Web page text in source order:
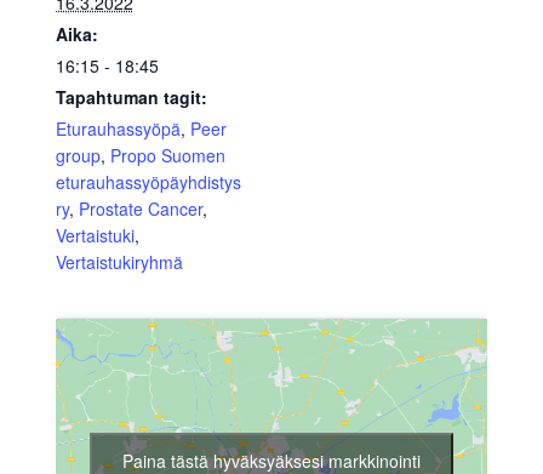
Aika:
16:15 - 18:45
Tapahtuman tagit:
Eturauhassyöpä, Peer
group, Propo Suomen
eturauhassyöpäyhdistys
ry, Prostate Cancer,
Vertaistuki,
Vertaistukiryhmä
Paina tästä hyväksyäksesi markkinointi